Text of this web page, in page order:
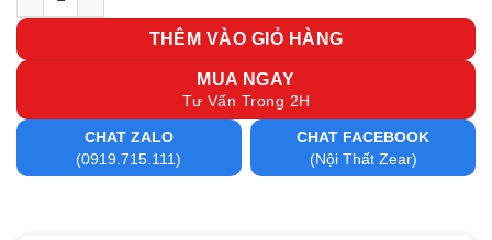
THÊM VÀO GIỎ HÀNG
MUA NGAY
Tư Vấn Trong 2H
CHAT ZALO
(0919.715.111)
CHAT FACEBOOK
(Nội Thất Zear)